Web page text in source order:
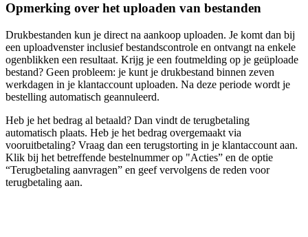
Opmerking over het uploaden van bestanden
Drukbestanden kun je direct na aankoop uploaden. Je komt dan bij
een uploadvenster inclusief bestandscontrole en ontvangt na enkele
ogenblikken een resultaat. Krijg je een foutmelding op je geüploade
bestand? Geen probleem: je kunt je drukbestand binnen zeven
werkdagen in je klantaccount uploaden. Na deze periode wordt je
bestelling automatisch geannuleerd.
Heb je het bedrag al betaald? Dan vindt de terugbetaling
automatisch plaats. Heb je het bedrag overgemaakt via
vooruitbetaling? Vraag dan een terugstorting in je klantaccount aan.
Klik bij het betreffende bestelnummer op "Acties” en de optie
“Terugbetaling aanvragen” en geef vervolgens de reden voor
terugbetaling aan.